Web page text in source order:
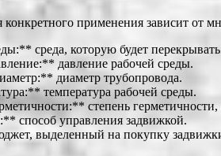
применения зависит от
среда, которую будет
давление рабочей среды.
диаметр трубопровода.
температура рабочей среды.
степень
способ управления задвижкой.
выделенный на покупку